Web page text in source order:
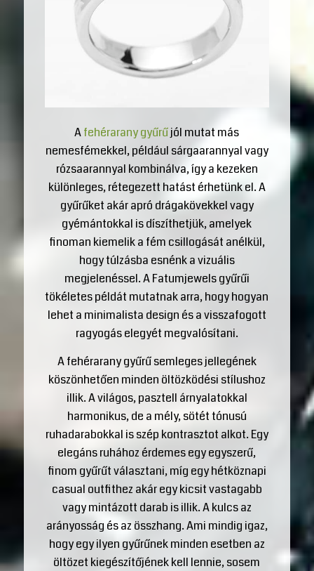
Afehérarany gyűrűjól mutat más
nemesfémekkel, például sárgaarannyal vagy
rózsaarannyal kombinálva, így a kezeken
különleges, rétegezett hatást érhetünk el. A
gyűrűket akár apró drágakövekkel vagy
gyémántokkal is díszíthetjük, amelyek
finoman kiemelik a fém csillogását anélkül,
hogy túlzásba esnénk a vizuális
megjelenéssel. A Fatumjewels gyűrűi
tökéletes példát mutatnak arra, hogy hogyan
lehet a minimalista design és a visszafogott
ragyogás elegyét megvalósítani.
A fehérarany gyűrű semleges jellegének
köszönhetően minden öltözködési stílushoz
illik. A világos, pasztell árnyalatokkal
harmonikus, de a mély, sötét tónusú
ruhadarabokkal is szép kontrasztot alkot. Egy
elegáns ruhához érdemes egy egyszerű,
finom gyűrűt választani, míg egy hétköznapi
casual outfithez akár egy kicsit vastagabb
vagy mintázott darab is illik. A kulcs az
arányosság és az összhang. Ami mindig igaz,
hogy egy ilyen gyűrűnek minden esetben az
öltözet kiegészítőjének kell lennie, sosem